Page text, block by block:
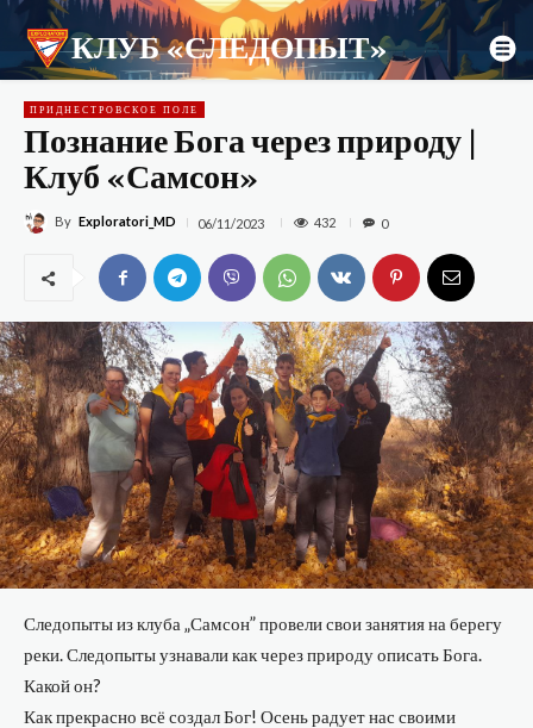
КЛУБ «СЛЕДОПЫТ»
ПРИДНЕСТРОВСКОЕ ПОЛЕ
Познание Бога через природу |
Клуб «Самсон»
By Exploratori_MD 06/11/2023 432 0
Следопыты из клуба „Самсон” провели свои занятия на берегу
реки. Следопыты узнавали как через природу описать Бога.
Какой он?
Как прекрасно всё создал Бог! Осень радует нас своими